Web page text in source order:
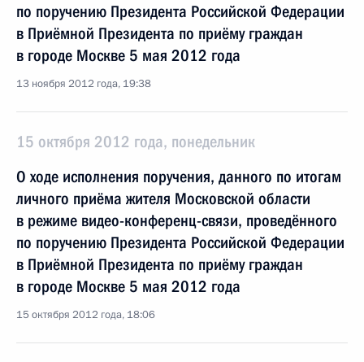
по поручению Президента Российской Федерации
в Приёмной Президента по приёму граждан
в городе Москве 5 мая 2012 года
13 ноября 2012 года, 19:38
15 октября 2012 года, понедельник
О ходе исполнения поручения, данного по итогам
личного приёма жителя Московской области
в режиме видео-конференц-связи, проведённого
по поручению Президента Российской Федерации
в Приёмной Президента по приёму граждан
в городе Москве 5 мая 2012 года
15 октября 2012 года, 18:06